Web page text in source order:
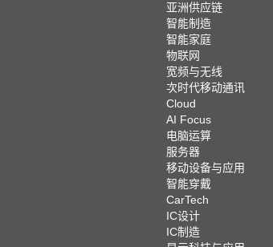
亚洲供应链
智能制造
智能家庭
物联网
宽频与无线
次时代移动通讯
Cloud
AI Focus
电脑运算
服务器
移动设备与应用
智能穿戴
CarTech
IC设计
IC制造